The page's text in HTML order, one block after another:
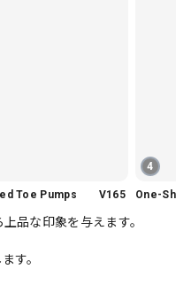
Toe Pumps V165
4
品な印象を与えます。
す。